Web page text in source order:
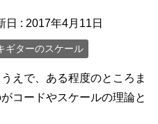
日 : 2017年4月11日
ギターのスケール
えで、ある程度のところま
コードやスケールの理論と